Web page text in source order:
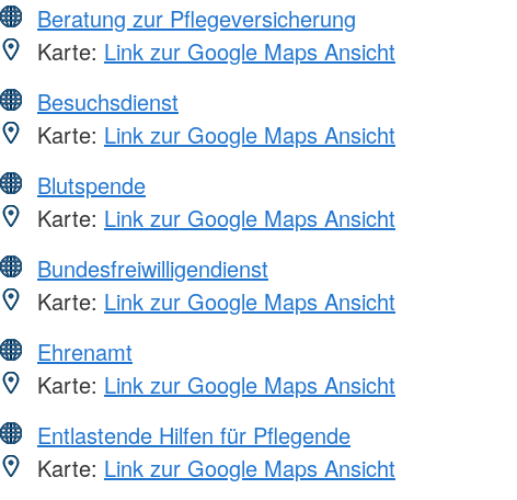
Beratung zur Pflegeversicherung
Karte: Link zur Google Maps Ansicht
Besuchsdienst
Karte: Link zur Google Maps Ansicht
Blutspende
Karte: Link zur Google Maps Ansicht
Bundesfreiwilligendienst
Karte: Link zur Google Maps Ansicht
Ehrenamt
Karte: Link zur Google Maps Ansicht
Entlastende Hilfen für Pflegende
Karte: Link zur Google Maps Ansicht